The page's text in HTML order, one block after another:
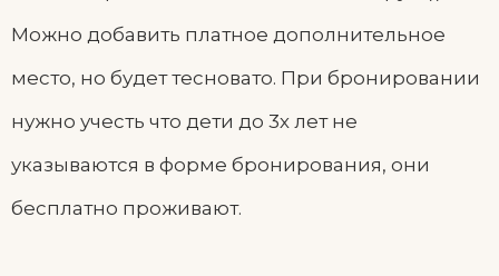
Можно добавить платное дополнительное
место, но будет тесновато. При бронировании
нужно учесть что дети до 3х лет не
указываются в форме бронирования, они
бесплатно проживают.